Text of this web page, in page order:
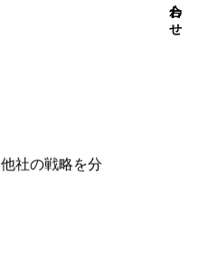
、自然なリン